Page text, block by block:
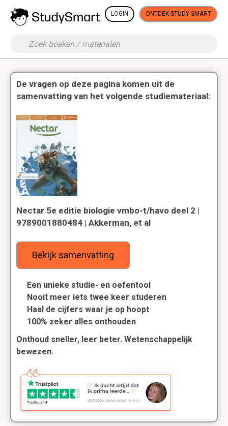
LOGIN ONTDEK STUDY SMART
De vragen op deze pagina komen uit de
samenvatting van het volgende studiemateriaal:
Nectar 5e editie biologie vmbo-t/havo deel 2 |
9789001880484 | Akkerman, et al
Bekijk samenvatting
Een unieke studie- en oefentool
Nooit meer iets twee keer studeren
Haal de cijfers waar je op hoopt
100% zeker alles onthouden
Onthoud sneller, leer beter. Wetenschappelijk
bewezen.